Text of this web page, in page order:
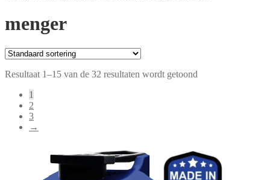
menger
Resultaat 1–15 van de 32 resultaten wordt getoond
1
2
3
→